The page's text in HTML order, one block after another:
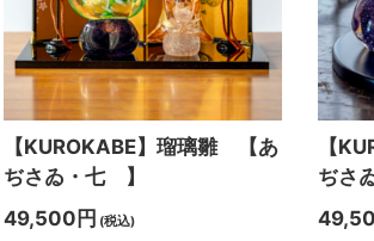
【KUROKABE】瑠璃雛 【あ
ぢさゐ・七 】
49,500円 (税込)
【
ぢさ